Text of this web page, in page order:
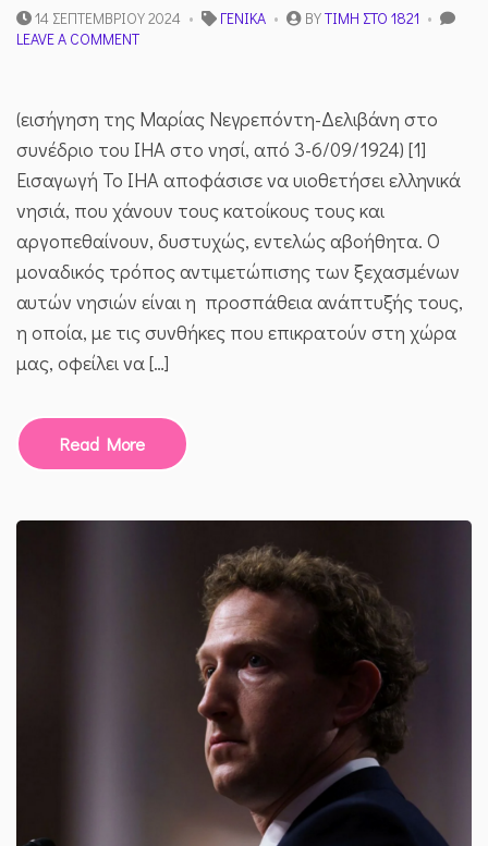
14 ΣΕΠΤΕΜΒΡΊΟΥ 2024 ΓΕΝΙΚΆ BYΤΙΜΉ ΣΤΟ 1821
LEAVE A COMMENTON
ΨΕΡΙΜΟ
(ΚΑΙ
ΌΧΙ
ΜΟΝΟ)
(εισήγηση της Μαρίας Νεγρεπόντη-Δελιβάνη στο
συνέδριο του ΙΗΑ στο νησί, από 3-6/09/1924) [1]
Εισαγωγή Το ΙΗΑ αποφάσισε να υιοθετήσει ελληνικά
νησιά, που χάνουν τους κατοίκους τους και
αργοπεθαίνουν, δυστυχώς, εντελώς αβοήθητα. Ο
μοναδικός τρόπος αντιμετώπισης των ξεχασμένων
αυτών νησιών είναι η προσπάθεια ανάπτυξής τους,
η οποία, με τις συνθήκες που επικρατούν στη χώρα
μας, οφείλει να […]
Read More